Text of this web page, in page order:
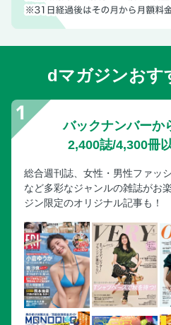
dマガジンおす
バックナンバーか
2,400誌/4,300冊
総合週刊誌、女性・男性ファッ
など多彩なジャンルの雑誌がお
ジン限定のオリジナル記事も！